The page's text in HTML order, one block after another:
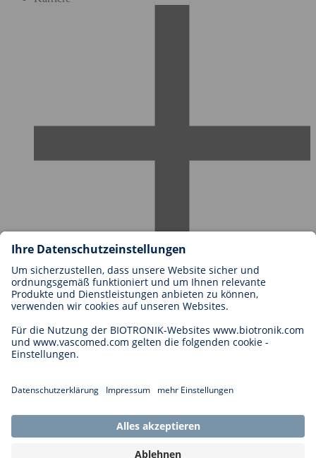
Karriere bei BIOTRONIK
Einstieg
Bewerbung
Karrierechancen
Cookie-Einstellungen
Rechtliche Hinweise